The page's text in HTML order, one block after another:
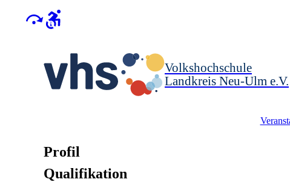
Volkshochschule
Landkreis Neu-Ulm e.V.
Profil
Qualifikation